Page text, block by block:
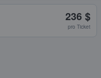
236 $
pro Ticket